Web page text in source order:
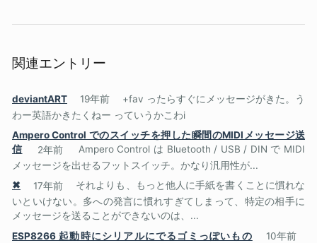
関連エントリー
deviantART 19年前
+fav ったらすぐにメッセージがきた。う
わー英語かきたくねー っていうかこわi
Ampero Control でのスイッチを押した瞬間のMIDIメッセージ送
信
2年前
Ampero Control は Bluetooth / USB / DIN で MIDI
メッセージを出せるフットスイッチ。かなり汎用性が...
✖
17年前
それよりも、もっと他人に手紙を書くことに慣れな
いといけない。多への発言に慣れすぎてしまって、特定の相手に
メッセージを送ることができないのは、...
ESP8266 起動時にシリアルにでるゴミっぽいもの
10年前